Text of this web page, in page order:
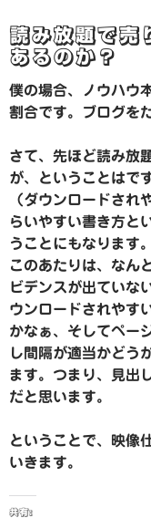
読み放題で売
あるのか？
僕の場合、ノウハウ
割合です。ブログを
さて、先ほど読み放
が、ということはで
（ダウンロードされ
らいやすい書き方と
うことにもなります。
このあたりは、なん
ビデンスが出ていな
ウンロードされやす
かなぁ、そしてペー
し間隔が適当かどう
ます。つまり、見出
だと思います。
ということで、映像
いきます。
共有: